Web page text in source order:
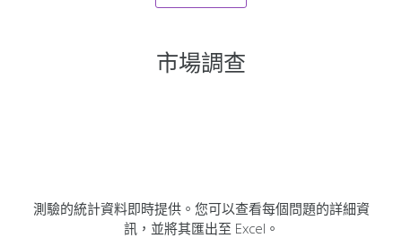
市場調查
測驗的統計資料即時提供。您可以查看每個問題的詳細資
訊，並將其匯出至 Excel。